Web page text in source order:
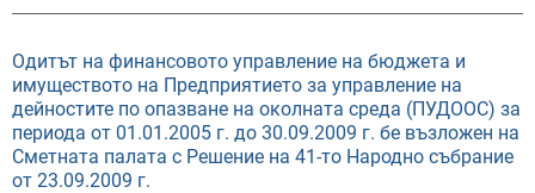
Одитът на финансовото управление на бюджета и
имуществото на Предприятието за управление на
дейностите по опазване на околната среда (ПУДООС) за
периода от 01.01.2005 г. до 30.09.2009 г. бе възложен на
Сметната палата с Решение на 41-то Народно събрание
от 23.09.2009 г.